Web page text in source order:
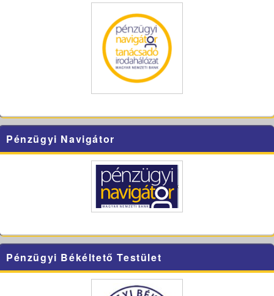
Pénzügyi Navigátor
Pénzügyi Békéltető Testület